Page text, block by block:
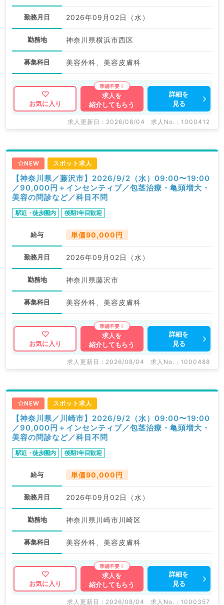
勤務月日 2026年09月02日（水）
勤務地 神奈川県横浜市西区
募集科目 美容外科、美容皮膚科
お気に入り
求人を
紹介してもらう
詳細を
見る
求人更新日 : 2026/08/04 求人No. : 1000412
NEW スポット求人
【神奈川県／藤沢市】2026/9/2（水）09:00〜19:00
／90,000円＋インセンティブ／包茎治療・亀頭増大・
美容の問診など／科目不問
駅近・徒歩圏内 後期1年目歓迎
給与 単価90,000円
勤務月日 2026年09月02日（水）
勤務地 神奈川県藤沢市
募集科目 美容外科、美容皮膚科
お気に入り
求人を
紹介してもらう
詳細を
見る
求人更新日 : 2026/08/04 求人No. : 1000488
NEW スポット求人
【神奈川県／川崎市】2026/9/2（水）09:00〜19:00
／90,000円＋インセンティブ／包茎治療・亀頭増大・
美容の問診など／科目不問
駅近・徒歩圏内 後期1年目歓迎
給与 単価90,000円
勤務月日 2026年09月02日（水）
勤務地 神奈川県川崎市川崎区
募集科目 美容外科、美容皮膚科
お気に入り
求人を
紹介してもらう
詳細を
見る
求人更新日 : 2026/08/04 求人No. : 1000357